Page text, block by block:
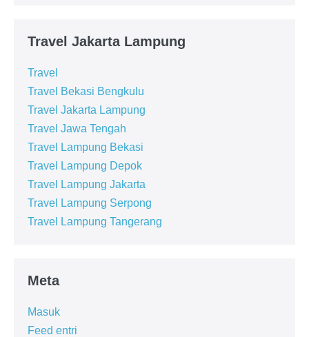
Travel Jakarta Lampung
Travel
Travel Bekasi Bengkulu
Travel Jakarta Lampung
Travel Jawa Tengah
Travel Lampung Bekasi
Travel Lampung Depok
Travel Lampung Jakarta
Travel Lampung Serpong
Travel Lampung Tangerang
Meta
Masuk
Feed entri